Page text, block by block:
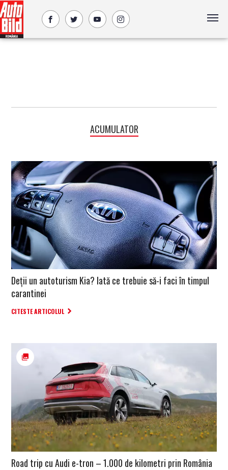
ACUMULATOR
Deții un autoturism Kia? Iată ce trebuie să-i faci în timpul
carantinei
CITESTE ARTICOLUL
Road trip cu Audi e-tron – 1.000 de kilometri prin România